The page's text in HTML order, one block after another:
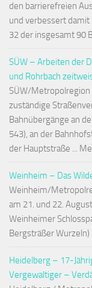
den barrierefreien
und verbessert
32 der insgesamt 90
SÜW – Arbeiten der
und Rohrbach
SÜW/Metropolregion
zuständige
Bahnübergänge an
543), an der
der Hauptstraße ...
Weinheim – Das
Weinheim/
am 21. und 22.
Weinheimer
Bergsträßer
Heidelberg – 17-
Vergewaltiger –